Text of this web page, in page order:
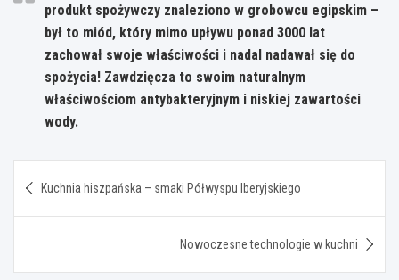
produkt spożywczy znaleziono w grobowcu egipskim –
był to miód, który mimo upływu ponad 3000 lat
zachował swoje właściwości i nadal nadawał się do
spożycia! Zawdzięcza to swoim naturalnym
właściwościom antybakteryjnym i niskiej zawartości
wody.
wpisu
Kuchnia hiszpańska – smaki Półwyspu Iberyjskiego
Nowoczesne technologie w kuchni